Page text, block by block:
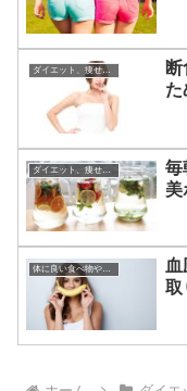
ダイエット、痩せる方法
た
ダイエット、痩せる方法
毎
美
取